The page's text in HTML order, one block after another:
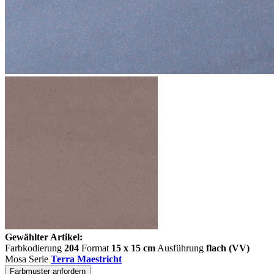
Gewählter Artikel:
Farbkodierung 204 Format 15 x 15 cm Ausführung flach (VV)
Mosa Serie Terra Maestricht
Farbmuster anfordern